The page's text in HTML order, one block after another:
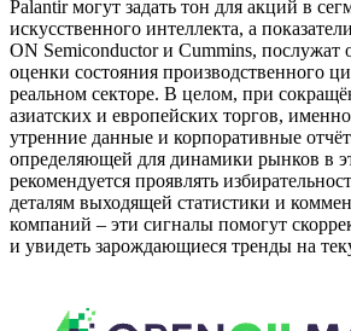
Palantir могут задать тон для акций в
искусственного интеллекта, а
ON Semiconductor и Cummins, послужат
оценки состояния производственного
реальном секторе. В целом, при
азиатских и европейских торгов,
утренние данные и корпоративные
определяющей для динамики рынков в
рекомендуется проявлять
деталям выходящей статистики и
компаний – эти сигналы помогут
и увидеть зарождающиеся тренды на